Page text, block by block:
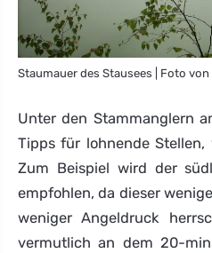
Staumauer des Stausees | Foto von
Unter den Stammanglern
Tipps für lohnende Stellen,
Zum Beispiel wird der
empfohlen, da dieser
weniger Angeldruck
vermutlich an dem 20-